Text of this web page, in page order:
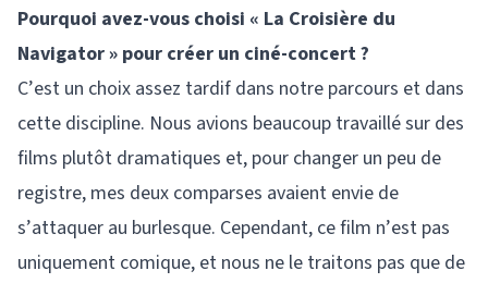
Pourquoi avez-vous choisi « La Croisière du
Navigator » pour créer un ciné-concert ?
C’est un choix assez tardif dans notre parcours et dans
cette discipline. Nous avions beaucoup travaillé sur des
films plutôt dramatiques et, pour changer un peu de
registre, mes deux comparses avaient envie de
s’attaquer au burlesque. Cependant, ce film n’est pas
uniquement comique, et nous ne le traitons pas que de